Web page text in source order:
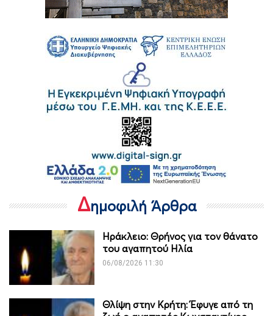
Δημοφιλή Άρθρα
Ηράκλειο: Θρήνος για τον θάνατο
του αγαπητού Ηλία
06/08/2026 11:30
Θλίψη στην Κρήτη: Έφυγε από τη